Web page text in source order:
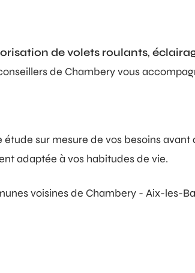
de volets roulants,
de Chambery vous
sur mesure de vos besoins
adaptée à vos habitudes de vie.
voisines de Chambery - Aix-les-